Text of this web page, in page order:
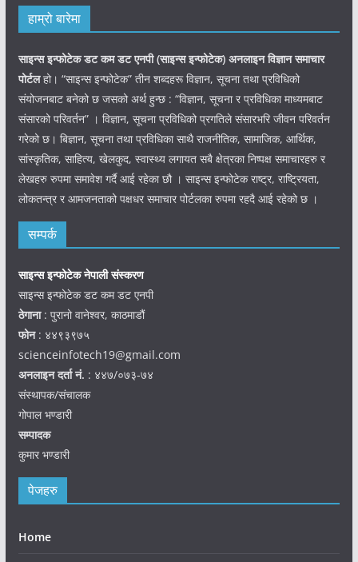
हाम्रो बारेमा
साइन्स इन्फोटेक डट कम डट एनपी (साइन्सइन्फोटेक) अनलाइन विज्ञान समाचार
पोर्टलहो। “साइन्स इन्फोटेक” तीन शब्दहरू विज्ञान, सूचना तथा प्रविधिको
संयोजनबाट बनेको छ जसको अर्थ हुन्छ : “विज्ञान, सूचना र प्रविधिका माध्यमबाट
संसारको परिवर्तन” । विज्ञान, सूचना प्रविधिको प्रगतिले संसारभरि जीवन परिवर्तन
गरेको छ। बिज्ञान, सूचना तथा प्रविधिका साथै राजनीतिक, सामाजिक, आर्थिक,
सांस्कृतिक, साहित्य, खेलकुद, स्वास्थ्य लगायत सबै क्षेत्रका निष्पक्ष समाचारहरु र
लेखहरु रुपमा समावेश गर्दै आई रहेका छौ । साइन्स इन्फोटेक राष्ट्र, राष्ट्रियता,
लोकतन्त्र र आमजनताको पक्षधर समाचार पोर्टलका रुपमा रहदै आई रहेको छ ।
सम्पर्क
साइन्स इन्फोटेक नेपाली संस्करण
साइन्स इन्फोटेक डट कम डट एनपी
ठेगाना: पुरानो वानेश्वर, काठमाडौं
फोन: ४४९३९७५
scienceinfotech19@gmail.com
अनलाइन दर्ता नं. : ४४७/०७३-७४
संस्थापक/संचालक
गोपाल भण्डारी
सम्पादक
कुमार भण्डारी
पेजहरु
Home